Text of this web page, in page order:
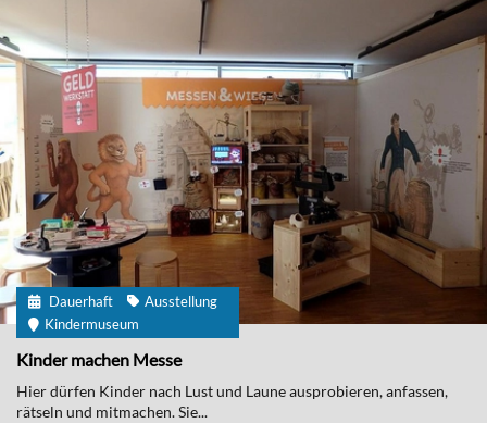
Dauerhaft
Ausstellung
Kindermuseum
Kinder machen Messe
Hier dürfen Kinder nach Lust und Laune ausprobieren, anfassen,
rätseln und mitmachen. Sie...